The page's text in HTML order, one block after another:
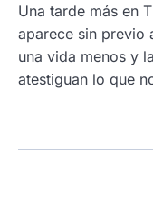
Una tarde más en
aparece sin previo
una vida menos y
atestiguan lo que